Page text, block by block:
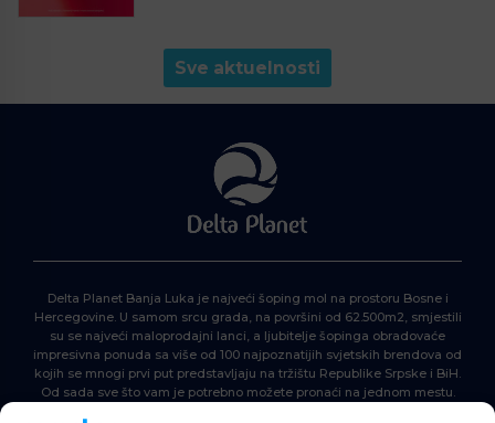
Sve aktuelnosti
Delta Planet Banja Luka je najveći šoping mol na prostoru Bosne i
Hercegovine. U samom srcu grada, na površini od 62.500m2, smjestili
su se najveći maloprodajni lanci, a ljubitelje šopinga obradovaće
impresivna ponuda sa više od 100 najpoznatijih svjetskih brendova od
kojih se mnogi prvi put predstavljaju na tržištu Republike Srpske i BiH.
Od sada sve što vam je potrebno možete pronaći na jednom mestu.